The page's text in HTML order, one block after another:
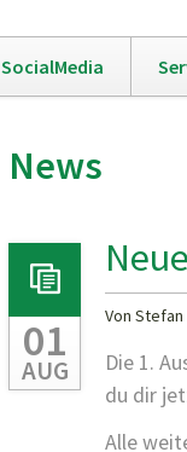
SocialMedia
News
01
AUG
Von
Die 1.
du dir
Alle